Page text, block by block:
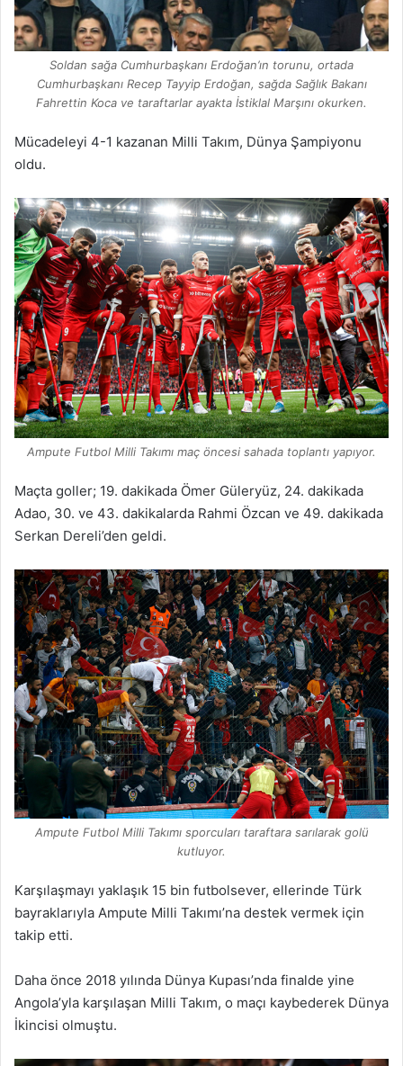
Soldan sağa Cumhurbaşkanı Erdoğan’ın torunu, ortada
Cumhurbaşkanı Recep Tayyip Erdoğan, sağda Sağlık Bakanı
Fahrettin Koca ve taraftarlar ayakta İstiklal Marşını okurken.
Mücadeleyi 4-1 kazanan Milli Takım, Dünya Şampiyonu
oldu.
Ampute Futbol Milli Takımı maç öncesi sahada toplantı yapıyor.
Maçta goller; 19. dakikada Ömer Güleryüz, 24. dakikada
Adao, 30. ve 43. dakikalarda Rahmi Özcan ve 49. dakikada
Serkan Dereli’den geldi.
Ampute Futbol Milli Takımı sporcuları taraftara sarılarak golü
kutluyor.
Karşılaşmayı yaklaşık 15 bin futbolsever, ellerinde Türk
bayraklarıyla Ampute Milli Takımı’na destek vermek için
takip etti.
Daha önce 2018 yılında Dünya Kupası’nda finalde yine
Angola’yla karşılaşan Milli Takım, o maçı kaybederek Dünya
İkincisi olmuştu.